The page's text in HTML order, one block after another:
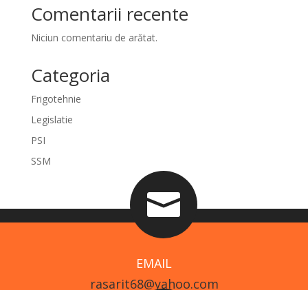
Comentarii recente
Niciun comentariu de arătat.
Categoria
Frigotehnie
Legislatie
PSI
SSM

EMAIL
rasarit68@yahoo.com